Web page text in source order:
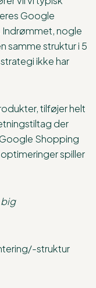
Google
nogle
samme struktur i 5
ikke har
tilføjer helt
der
Shopping
optimeringer spiller
big
struktur